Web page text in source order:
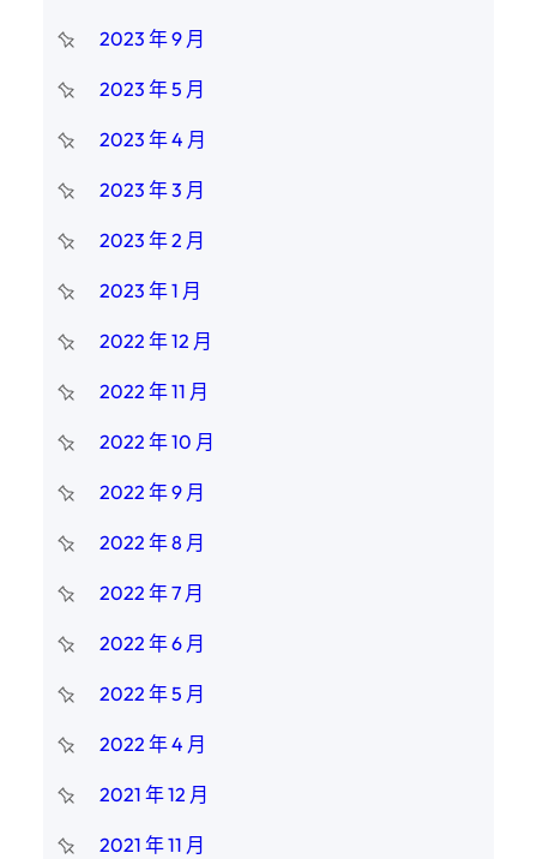
2023 年 9 月
2023 年 5 月
2023 年 4 月
2023 年 3 月
2023 年 2 月
2023 年 1 月
2022 年 12 月
2022 年 11 月
2022 年 10 月
2022 年 9 月
2022 年 8 月
2022 年 7 月
2022 年 6 月
2022 年 5 月
2022 年 4 月
2021 年 12 月
2021 年 11 月